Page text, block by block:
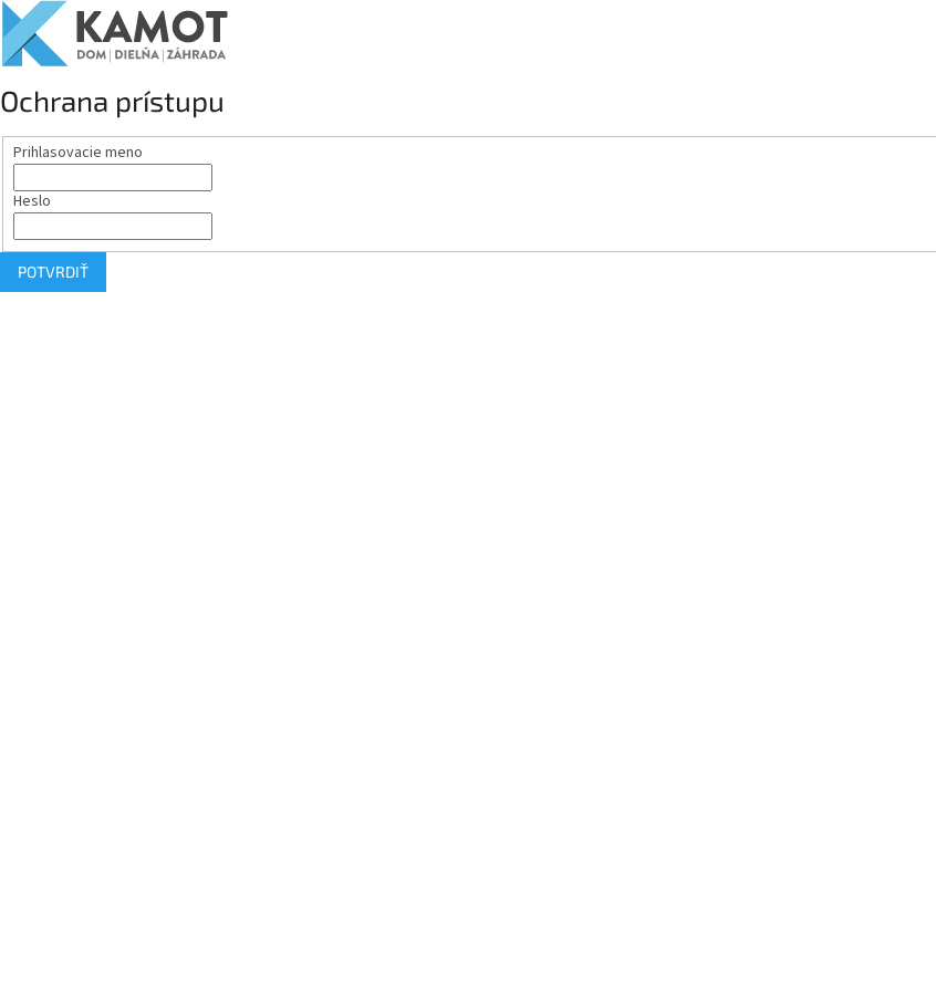
Ochrana prístupu
Prihlasovacie meno
Heslo
POTVRDIŤ